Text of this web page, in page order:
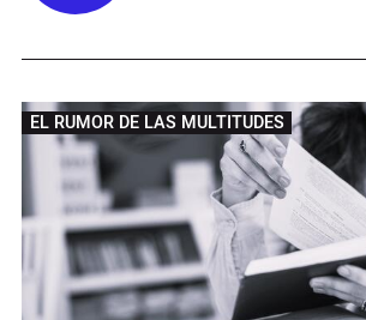
EL RUMOR DE LAS MULTITUDES